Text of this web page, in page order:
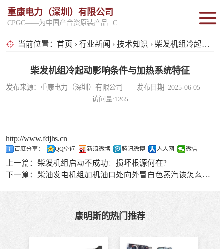
重康电力（深圳）有限公司
当前位置： 首页 › 行业新闻 › 技术知识 › 柴发机组冷起动影响条件与加热系统特征
柴发机组冷起动影响条件与加热系统特征
发布来源：重康电力（深圳）有限公司 发布日期: 2025-06-05
访问量:1265
http://www.fdjhs.cn
百度分享： QQ空间 新浪微博 腾讯微博 人人网 微信
上一篇： 柴发机组启动不成功：损坏根源何在？
下一篇： 柴油发电机组加机油口处向外冒白色蒸汽该怎么样解决事故？
康明斯的热门推荐
固定开架式
超静音型
移动电站